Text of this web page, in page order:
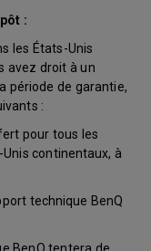
:
les États-Unis
avez droit à un
période de garantie,
:
pour tous les
continentaux, à
technique BenQ